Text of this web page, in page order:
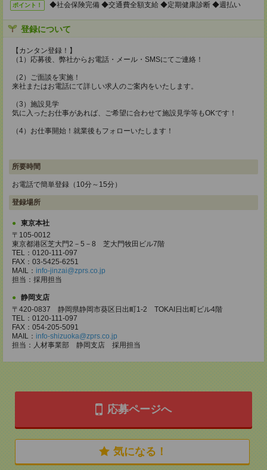
ポイント！ ◆社会保険完備 ◆交通費全額支給 ◆定期健康診断 ◆週払い
登録について
【カンタン登録！】
（1）応募後、弊社からお電話・メール・SMSにてご連絡！
（2）ご面談を実施！
来社またはお電話にて詳しい求人のご案内をいたします。
（3）施設見学
気に入ったお仕事があれば、ご希望に合わせて施設見学等もOKです！
（4）お仕事開始！就業後もフォローいたします！
所要時間
お電話で簡単登録（10分～15分）
登録場所
東京本社
〒105-0012
東京都港区芝大門2－5－8 芝大門牧田ビル7階
TEL：0120-111-097
FAX：03-5425-6251
MAIL： info-jinzai@zprs.co.jp
担当：採用担当
静岡支店
〒420-0837 静岡県静岡市葵区日出町1-2 TOKAI日出町ビル4階
TEL：0120-111-097
FAX：054-205-5091
MAIL： info-shizuoka@zprs.co.jp
担当：人材事業部 静岡支店 採用担当
応募ページへ
気になる！